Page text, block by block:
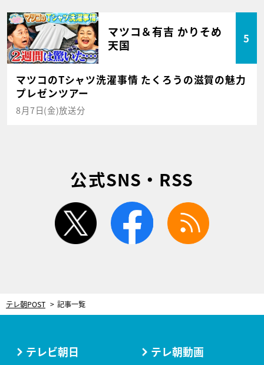
マツコ＆有吉 かりそめ
天国
5
マツコのTシャツ洗濯事情 たくろうの滋賀の魅力
プレゼンツアー
8月7日(金)放送分
公式SNS・RSS
twitter facebook
テレ朝POST 記事一覧
テレビ朝日 テレ朝動画